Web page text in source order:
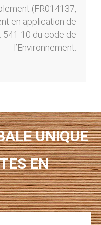
(FR014137,
en application de
541-10 du code de
l’Environnement.
UNIQUE
EN